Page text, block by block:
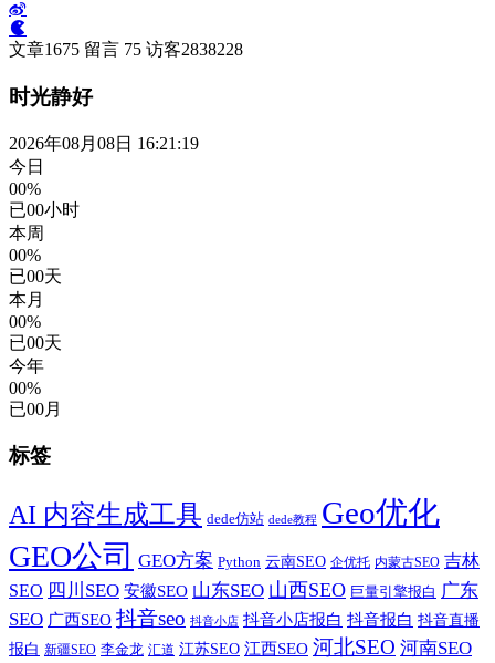
文章1675 留言 75 访客2838228
时光静好
2026年08月08日 16:21:20
今日
00%
已00小时
本周
00%
已00天
本月
00%
已00天
今年
00%
已00月
标签
AI 内容生成工具 dede仿站 dede教程 Geo优化
GEO公司 GEO方案 Python 云南SEO 企优托 内蒙古SEO 吉林
SEO 四川SEO 安徽SEO 山东SEO 山西SEO 巨量引擎报白 广东
SEO 广西SEO 抖音seo 抖音小店 抖音小店报白 抖音报白 抖音直播
报白 新疆SEO 李金龙 汇道 江苏SEO 江西SEO 河北SEO 河南SEO